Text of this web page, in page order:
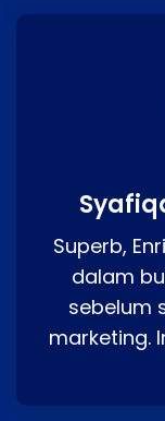
Superb,
dalam
sebelum
marketing.